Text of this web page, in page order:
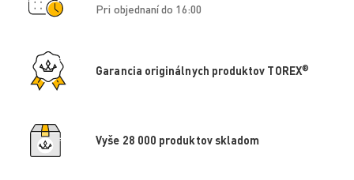
Pri objednaní do 16:00
Garancia originálnych produktov TOREX®
Vyše 28 000 produktov skladom